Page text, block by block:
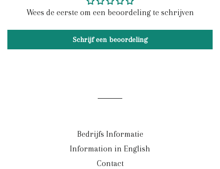
Wees de eerste om een beoordeling te schrijven
Schrijf een beoordeling
Bedrijfs Informatie
Information in English
Contact